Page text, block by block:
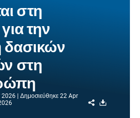
στη
την
στη
2026 Δημοσιεύθηκε 22 Apr
Share